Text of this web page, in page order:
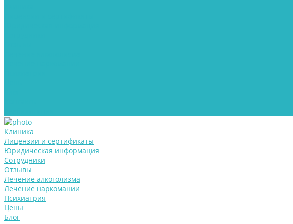
Клиника
Лицензии и сертификаты
Юридическая информация
Сотрудники
Отзывы
Лечение алкоголизма
Лечение наркомании
Психиатрия
Цены
Блог